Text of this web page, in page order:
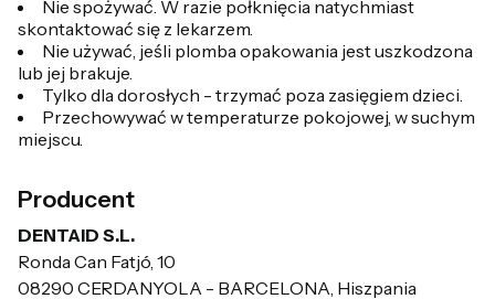
Nie spożywać. W razie połknięcia natychmiast
skontaktować się z lekarzem.
Nie używać, jeśli plomba opakowania jest uszkodzona
lub jej brakuje.
Tylko dla dorosłych - trzymać poza zasięgiem dzieci.
Przechowywać w temperaturze pokojowej, w suchym
miejscu.
Producent
DENTAID S.L.
Ronda Can Fatjó, 10
08290 CERDANYOLA - BARCELONA, Hiszpania